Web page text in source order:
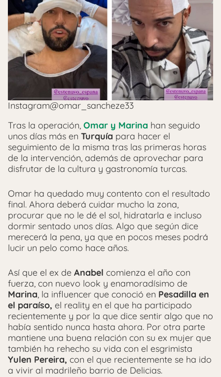
Instagram@omar_sancheze33
Tras la operación, Omar y Marina han seguido
unos días más en Turquía para hacer el
seguimiento de la misma tras las primeras horas
de la intervención, además de aprovechar para
disfrutar de la cultura y gastronomía turcas.
Omar ha quedado muy contento con el resultado
final. Ahora deberá cuidar mucho la zona,
procurar que no le dé el sol, hidratarla e incluso
dormir sentado unos días. Algo que según dice
merecerá la pena, ya que en pocos meses podrá
lucir un pelo como hace años.
Así que el ex de Anabel comienza el año con
fuerza, con nuevo look y enamoradísimo de
Marina, la influencer que conoció en Pesadilla en
el paraíso, el reality en el que ha participado
recientemente y por la que dice sentir algo que no
había sentido nunca hasta ahora. Por otra parte
mantiene una buena relación con su ex mujer que
también ha rehecho su vida con el esgrimista
Yulen Pereira, con el que recientemente se ha ido
a vivir al madrileño barrio de Delicias.